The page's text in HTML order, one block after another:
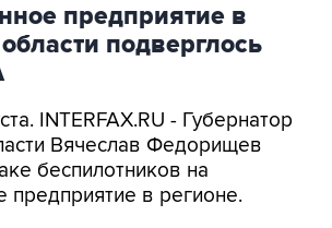
предприятие в
подверглось
INTERFAX.RU - Губернатор
Вячеслав Федорищев
беспилотников на
в регионе.